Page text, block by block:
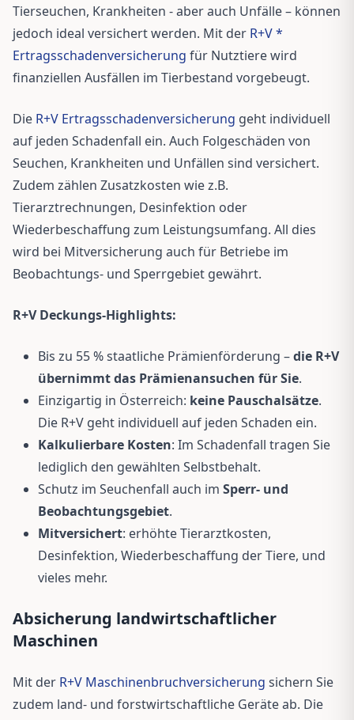
Tierseuchen, Krankheiten - aber auch Unfälle – können
jedoch ideal versichert werden. Mit der R+V *
Ertragsschadenversicherung für Nutztiere wird
finanziellen Ausfällen im Tierbestand vorgebeugt.
Die R+V Ertragsschadenversicherung geht individuell
auf jeden Schadenfall ein. Auch Folgeschäden von
Seuchen, Krankheiten und Unfällen sind versichert.
Zudem zählen Zusatzkosten wie z.B.
Tierarztrechnungen, Desinfektion oder
Wiederbeschaffung zum Leistungsumfang. All dies
wird bei Mitversicherung auch für Betriebe im
Beobachtungs- und Sperrgebiet gewährt.
R+V Deckungs-Highlights:
Bis zu 55 % staatliche Prämienförderung –die R+V
übernimmt das Prämienansuchen für Sie.
Einzigartig in Österreich: keine Pauschalsätze.
Die R+V geht individuell auf jeden Schaden ein.
Kalkulierbare Kosten: Im Schadenfall tragen Sie
lediglich den gewählten Selbstbehalt.
Schutz im Seuchenfall auch im Sperr- und
Beobachtungsgebiet.
Mitversichert: erhöhte Tierarztkosten,
Desinfektion, Wiederbeschaffung der Tiere, und
vieles mehr.
Absicherung landwirtschaftlicher
Maschinen
Mit der R+V Maschinenbruchversicherung sichern Sie
zudem land- und forstwirtschaftliche Geräte ab. Die